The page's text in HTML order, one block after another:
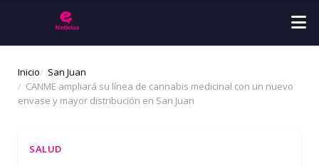
Inicio
San Juan
CANME ampliará su línea de cannabis medicinal con un nuevo
envase y mayor distribución en San Juan
SALUD